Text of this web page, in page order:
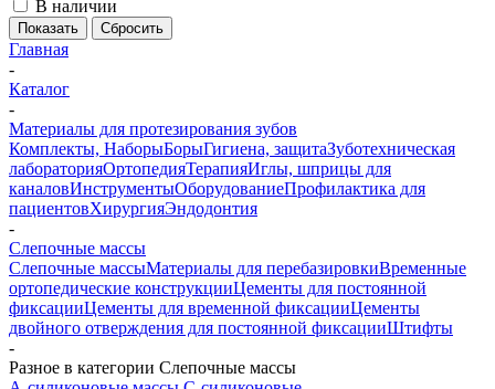
В наличии
Сбросить
Главная
-
Каталог
-
Материалы для протезирования зубов
Комплекты, НаборыБорыГигиена, защитаЗуботехническая
лабораторияОртопедияТерапияИглы, шприцы для
каналовИнструментыОборудованиеПрофилактика для
пациентовХирургияЭндодонтия
-
Слепочные массы
Слепочные массыМатериалы для перебазировкиВременные
ортопедические конструкцииЦементы для постоянной
фиксацииЦементы для временной фиксацииЦементы
двойного отверждения для постоянной фиксацииШтифты
-
Разное в категории Слепочные массы